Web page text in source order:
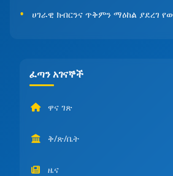
ሀገራዊ ክብርንና ጥቅምን ማዕከል ያደረገ
ፈጣን አገናኞች
ዋና ገጽ
ቅ/ጽ/ቤት
ዜና